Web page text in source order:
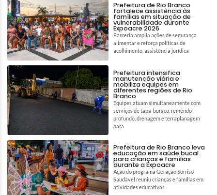
Prefeitura de Rio Branco
fortalece assistência às
famílias em situação de
vulnerabilidade durante
Expoacre 2026
Parceria amplia ações de segurança
alimentar e reforça políticas de
acolhimento, assistência jurídica
Prefeitura intensifica
manutenção viária e
mobiliza equipes em
diferentes regiões de Rio
Branco
Equipes atuam simultaneamente com
serviços de tapa-buraco, remendo
profundo, drenagem e terraplanagem
para
Prefeitura de Rio Branco leva
educação em saúde bucal
para crianças e famílias
durante a Expoacre
Ação do programa Geração Sorriso
Saudável reuniu crianças e famílias em
atividades educativas